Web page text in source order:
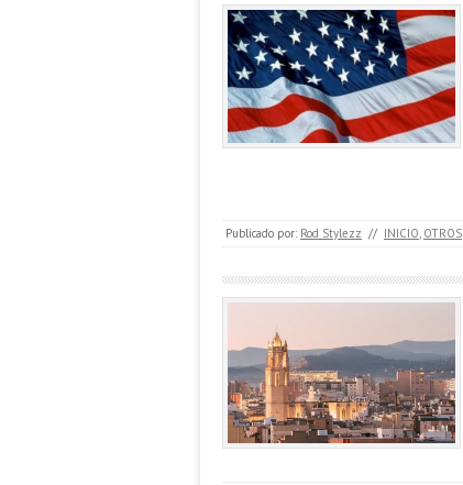
Publicado por: Rod Stylezz // INICIO OTROS